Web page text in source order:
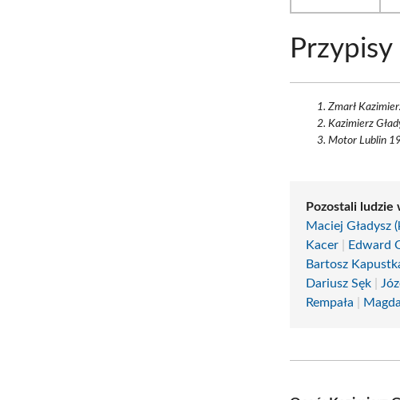
Przypisy
Zmarł
Kazimierz
Motor Lublin
Pozostali ludzie
Maciej Gładysz
Kacer
Edward
Bartosz
Dariusz Sęk
Rempała